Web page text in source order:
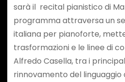
sarà il recital pianistico di
programma attraversa un
italiana per pianoforte,
trasformazioni e le linee di
Alfredo Casella, tra i
rinnovamento del linguaggio